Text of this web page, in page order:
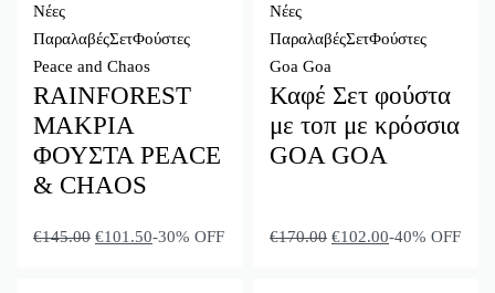
Ταξινόμηση:
FILTER
Νέες
ΠαραλαβέςΣετΦούστες
Peace and Chaos
RAINFOREST
ΜΑΚΡΙΑ
ΦΟΥΣΤΑ PEACE
& CHAOS
€145.00 €101.50-30% OFF
Νέες
ΠαραλαβέςΣετΦούστες
Goa Goa
Καφέ Σετ φούστα
με τοπ με κρόσσια
GΟA GOA
€170.00 €102.00-40% OFF